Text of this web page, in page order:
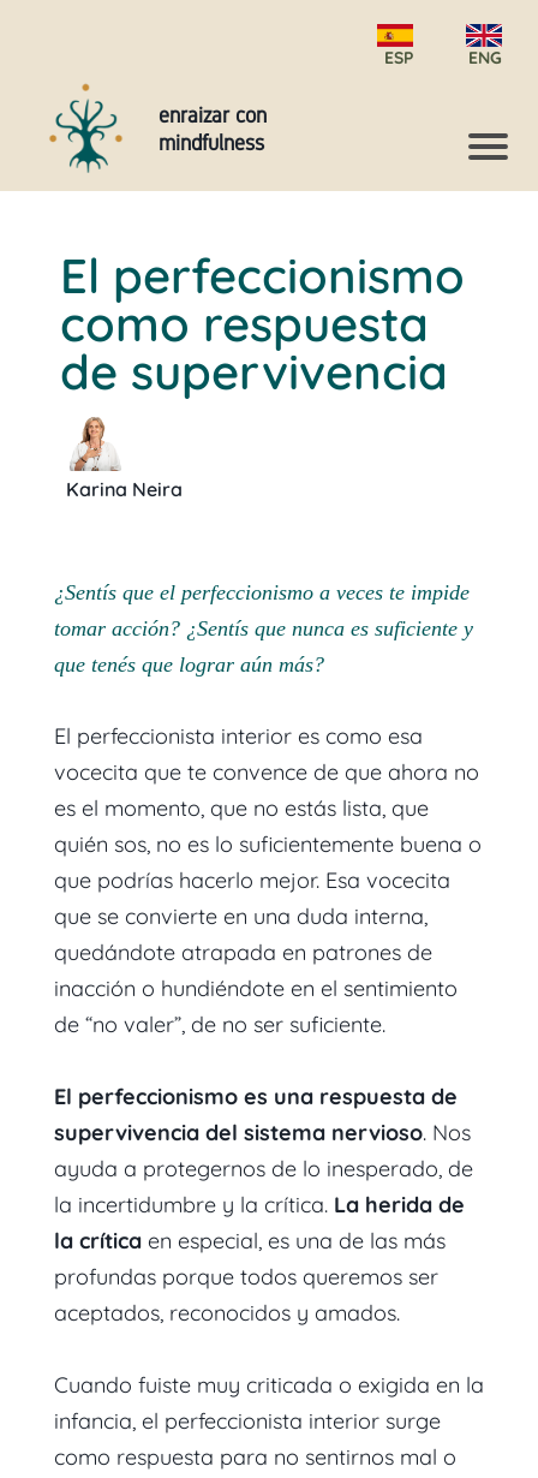
ESP ENG
enraizar con
mindfulness
El perfeccionismo
como respuesta
de supervivencia
Karina Neira
¿Sentís que el perfeccionismo a veces te impide
tomar acción? ¿Sentís que nunca es suficiente y
que tenés que lograr aún más?
El perfeccionista interior es como esa
vocecita que te convence de que ahora no
es el momento, que no estás lista, que
quién sos, no es lo suficientemente buena o
que podrías hacerlo mejor. Esa vocecita
que se convierte en una duda interna,
quedándote atrapada en patrones de
inacción o hundiéndote en el sentimiento
de “no valer”, de no ser suficiente.
El perfeccionismo es una respuesta de
supervivencia del sistema nervioso. Nos
ayuda a protegernos de lo inesperado, de
la incertidumbre y la crítica. La herida de
la crítica en especial, es una de las más
profundas porque todos queremos ser
aceptados, reconocidos y amados.
Cuando fuiste muy criticada o exigida en la
infancia, el perfeccionista interior surge
como respuesta para no sentirnos mal o